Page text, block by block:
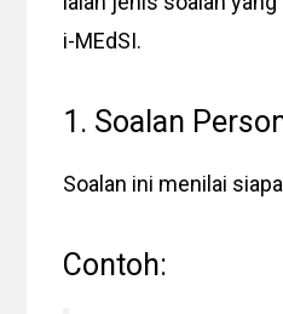
i-MEdSI.
1. Soalan
Soalan ini menilai
Contoh: